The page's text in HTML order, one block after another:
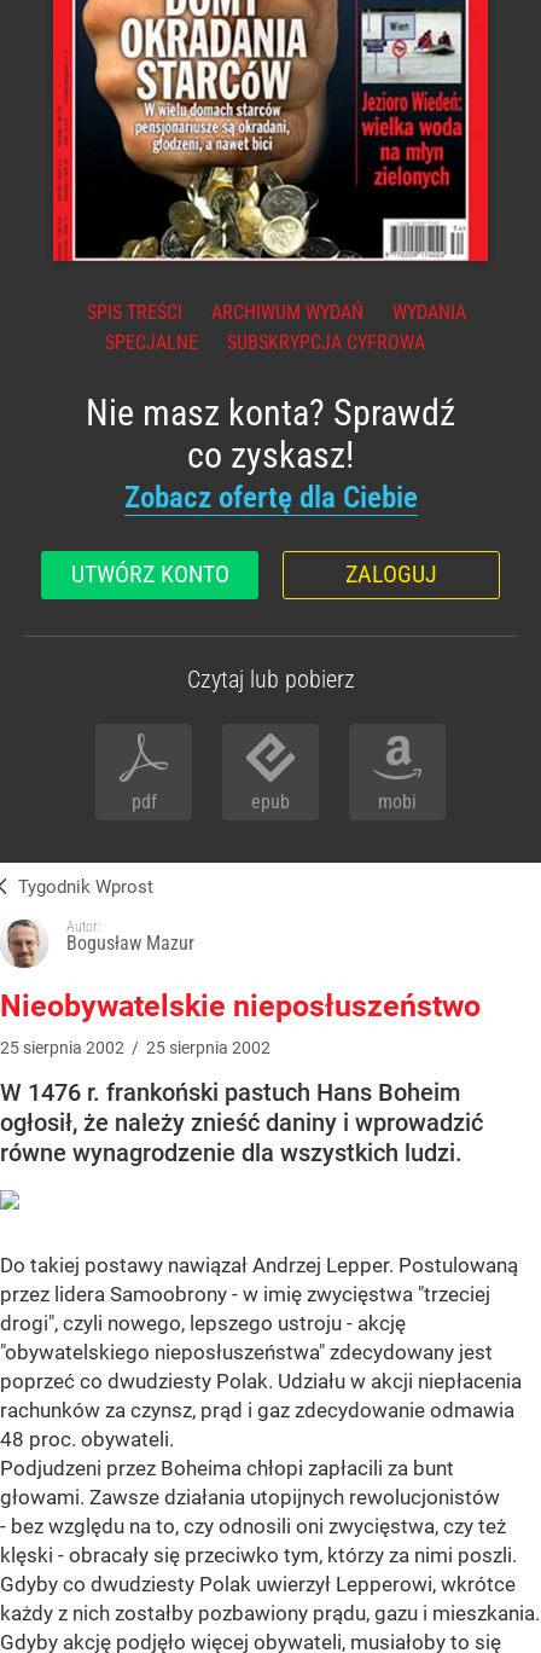
SPIS TREŚCI ARCHIWUM WYDAŃ
WYDANIA
SPECJALNE
SUBSKRYPCJA CYFROWA
Nie masz konta? Sprawdź
co zyskasz!
Zobacz ofertę dla Ciebie
UTWÓRZ KONTO ZALOGUJ
Czytaj lub pobierz
pdf epub mobi
Tygodnik Wprost
Autor:
Bogusław Mazur
Nieobywatelskie nieposłuszeństwo
25 sierpnia 2002 / 25 sierpnia 2002
W 1476 r. frankoński pastuch Hans Boheim
ogłosił, że należy znieść daniny i wprowadzić
równe wynagrodzenie dla wszystkich ludzi.
Do takiej postawy nawiązał Andrzej Lepper. Postulowaną
przez lidera Samoobrony - w imię zwycięstwa "trzeciej
drogi", czyli nowego, lepszego ustroju - akcję
"obywatelskiego nieposłuszeństwa" zdecydowany jest
poprzeć co dwudziesty Polak. Udziału w akcji niepłacenia
rachunków za czynsz, prąd i gaz zdecydowanie odmawia
48 proc. obywateli.
Podjudzeni przez Boheima chłopi zapłacili za bunt
głowami. Zawsze działania utopijnych rewolucjonistów
- bez względu na to, czy odnosili oni zwycięstwa, czy też
klęski - obracały się przeciwko tym, którzy za nimi poszli.
Gdyby co dwudziesty Polak uwierzył Lepperowi, wkrótce
każdy z nich zostałby pozbawiony prądu, gazu i mieszkania.
Gdyby akcję podjęło więcej obywateli, musiałoby to się